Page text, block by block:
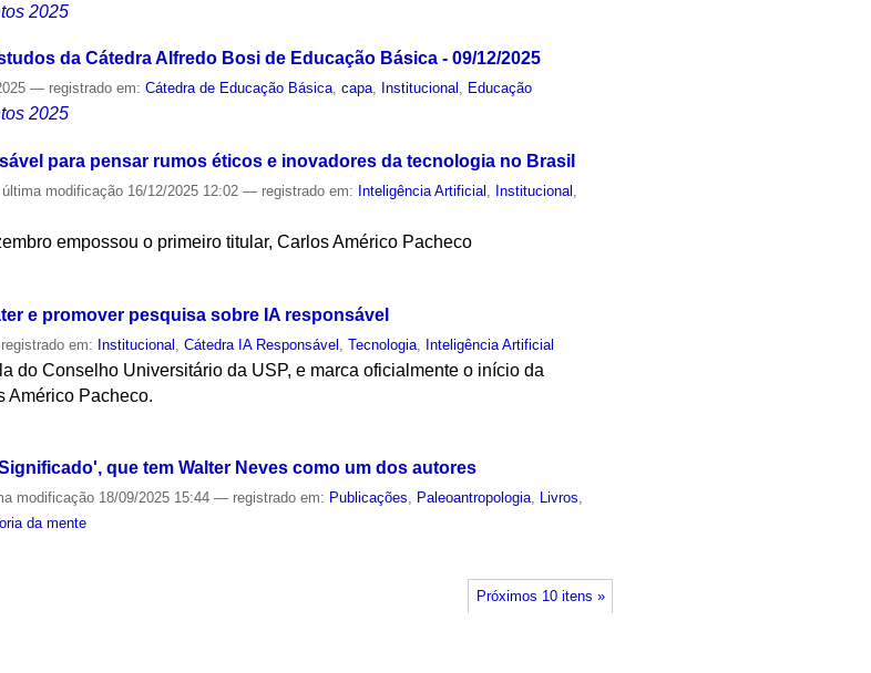
2025
da Cátedra Alfredo Bosi de Educação Básica - 09/12/2025
— registrado em:Cátedra de Educação Básica,capa, Institucional , Educação
2025
para pensar rumos éticos e inovadores da tecnologia no Brasil
última modificação 16/12/2025 12:02— registrado em: Inteligência Artificial Institucional
empossou o primeiro titular, Carlos Américo Pacheco
e promover pesquisa sobre IA responsável
em: Institucional ,Cátedra IA Responsável ,Tecnologia Inteligência Artificial
do Conselho Universitário da USP, e marca oficialmente o início da
Américo Pacheco.
que tem Walter Neves como um dos autores
modificação 18/09/2025 15:44— registrado em: Publicações, Paleoantropologia, Livros,
da mente
Próximos 10 itens »